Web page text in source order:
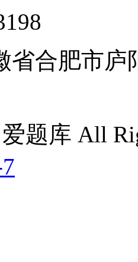
省合肥市
题库 All